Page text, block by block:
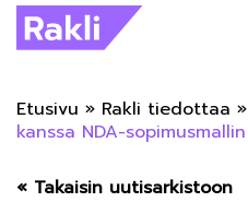
Etusivu » Rakli tiedottaa »
kanssa NDA-sopimusmallin
« Takaisin uutisarkistoon